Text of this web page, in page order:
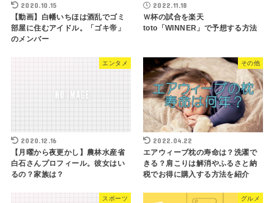
2020.10.15
【動画】白幡いちほは酒乱でゴミ
部屋に住むアイドル。「ゴキ帝」
のメンバー
2022.11.18
Ｗ杯の試合を楽天
toto「WINNER」で予想する方法
エンタメ
2020.12.16
【月曜から夜更かし】農林水産省
白石さんプロフィール。彼女はい
るの？家族は？
その他
2022.04.22
エアウィーブ枕の寿命は？洗濯で
きる？肩こりは解消やふるさと納
税でお得に購入する方法を紹介
スポーツ グルメ